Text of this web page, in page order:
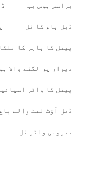
براسس ہوس بب
ڈبل باغ کا نل
پیتل کا باہر کا نلکا
دیوار پر لگنے والا
پیتل کا واٹر
ڈبل آؤٹ لیٹ والے
بیرونی واٹر نل